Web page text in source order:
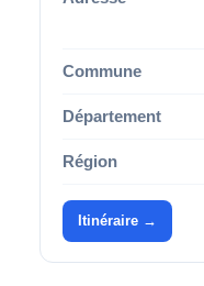
Commune
Département
Région
Itinéraire →